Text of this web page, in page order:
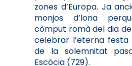
zones d’Europa. Ja
monjos d’lona
còmput romà del dia
celebrar l’eterna
de la solemnitat
Escòcia (729).